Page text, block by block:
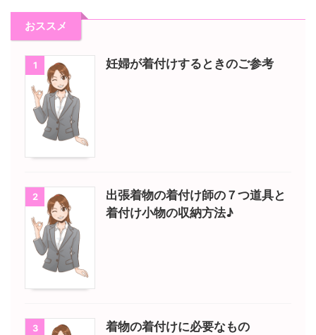
おススメ
1 妊婦が着付けするときのご参考
2
出張着物の着付け師の７つ道具と
着付け小物の収納方法♪
3 着物の着付けに必要なもの